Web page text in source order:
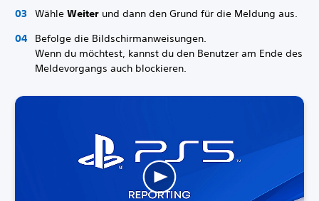
Wähle Weiter und dann den Grund für die Meldung aus.
Befolge die Bildschirmanweisungen.
Wenn du möchtest, kannst du den Benutzer am Ende des
Meldevorgangs auch blockieren.